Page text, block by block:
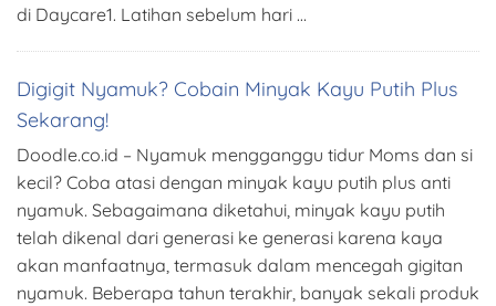
di Daycare1. Latihan sebelum hari …
Digigit Nyamuk? Cobain Minyak Kayu Putih Plus
Sekarang!
Doodle.co.id – Nyamuk mengganggu tidur Moms dan si
kecil? Coba atasi dengan minyak kayu putih plus anti
nyamuk. Sebagaimana diketahui, minyak kayu putih
telah dikenal dari generasi ke generasi karena kaya
akan manfaatnya, termasuk dalam mencegah gigitan
nyamuk. Beberapa tahun terakhir, banyak sekali produk